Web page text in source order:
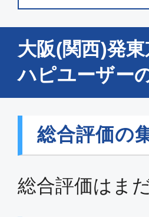
JAL220
大
JAL228
大
大阪(関西)発
ハピユーザー
総合評価の
総合評価はま